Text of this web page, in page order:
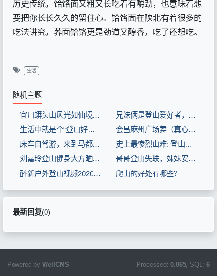
历史传统，饸饹面又粗又长吃着有嚼劲，也意味着想
要把你长长久久的留住心。饸饹面在陕北有着很多的
吃法讲究，荞面饸饹更是劲道又醇香，吃了还想吃。
生活
随机主题
宜川蟒头山风光如仙境，远道而来的小伙吃什么早餐登山？景色真美(8.3分生活片)
兄妹俩是登山爱好者，妹妹被困在峭壁上，哥哥不畏艰险去营救(8.3分电影片)
生活中就是个“登山好手”？角色原型是登山英雄夏伯渝 东方电影报道 20190927(8.3分娱乐片)
会昌麻州广场舞（真心真意过一生）登山步健身操(8.3分音乐片)
床车自驾游，来到马都，登山看美景(8.3分旅游片)
史上最惨烈山难: 登山队员挑战珠穆朗玛峰, 返回途中全数牺牲(8.3分电影片)
刘嘉玲登山健身大方晒照 装备齐全素颜气色好(8.3分娱乐片)
哥哥登山失联，妹妹安慰嫂子，看到冰箱的肉，立马报警(8.3分生活片)
醉新户外登山视频2020.05.30(8.3分生活片)
爬山的好处有哪些？
最新回复(0)
Powered by WellCMS Processed: 0.065 , SQL: 6